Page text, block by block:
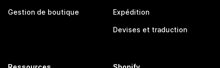
Gestion de boutique Expédition
Devises et traduction